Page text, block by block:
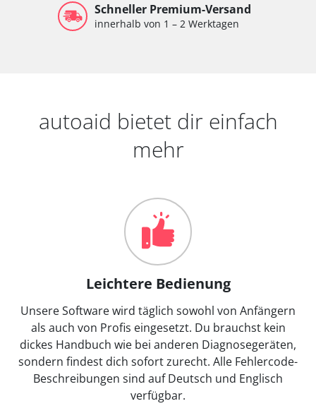
Schneller Premium-Versand
innerhalb von 1 – 2 Werktagen
autoaid bietet dir einfach
mehr
Leichtere Bedienung
Unsere Software wird täglich sowohl von Anfängern
als auch von Profis eingesetzt. Du brauchst kein
dickes Handbuch wie bei anderen Diagnosegeräten,
sondern findest dich sofort zurecht. Alle Fehlercode-
Beschreibungen sind auf Deutsch und Englisch
verfügbar.